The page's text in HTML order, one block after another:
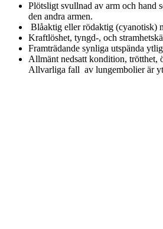
Plötsligt svullnad av arm och hand
den andra armen.
Blåaktig eller rödaktig (cyanotisk)
Kraftlöshet, tyngd-, och
Framträdande synliga utspända
Allmänt nedsatt kondition, trötthet,
Allvarliga fall av lungembolier är